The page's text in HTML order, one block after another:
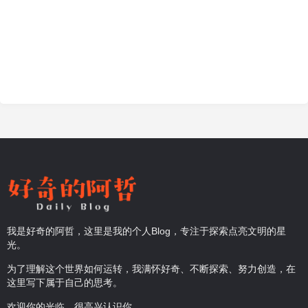
我是好奇的阿哲，这里是我的个人Blog，专注于探索点亮文明的星
光。
为了理解这个世界如何运转，我满怀好奇、不断探索、努力创造，在
这里写下属于自己的思考。